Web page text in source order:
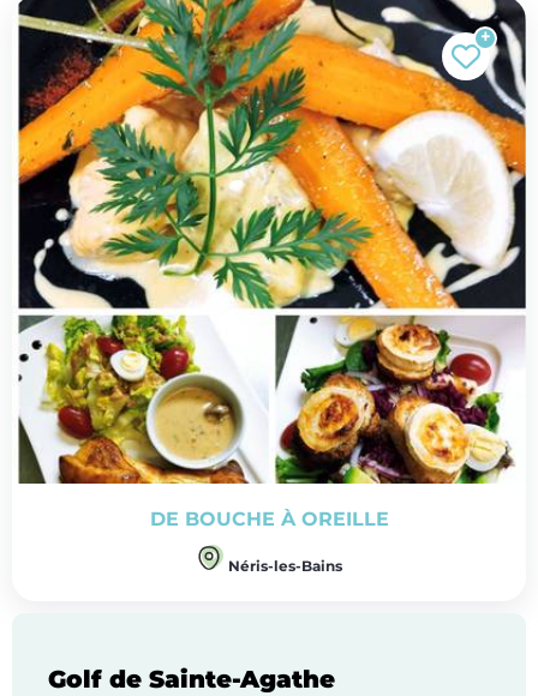
DE BOUCHE À OREILLE
Néris-les-Bains
Golf de Sainte-Agathe